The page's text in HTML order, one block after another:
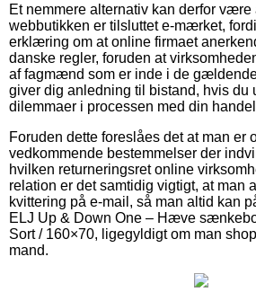
Et nemmere alternativ kan derfor være
webbutikken er tilsluttet e-mærket,
erklæring om at online firmaet
danske regler, foruden at
af fagmænd som er inde i de
giver dig anledning til bistand, hvis du
dilemmaer i processen med din
Foruden dette foreslåes det at man er
vedkommende bestemmelser der
hvilken returneringsret online
relation er det samtidig vigtigt, at man
kvittering på e-mail, så man altid kan
ELJ Up & Down One – Hæve
Sort / 160×70, ligegyldigt om man
mand.